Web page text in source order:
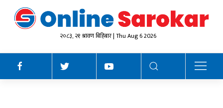
२०८३, २१ श्रावण बिहिबार | Thu Aug 6 2026